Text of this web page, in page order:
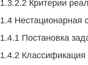
1.3.2.2 Критерии
1.4 Нестационарная
1.4.1 Постановка
1.4.2 Классификация